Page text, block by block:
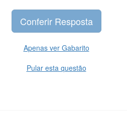
Apenas ver Gabarito
Pular esta questão